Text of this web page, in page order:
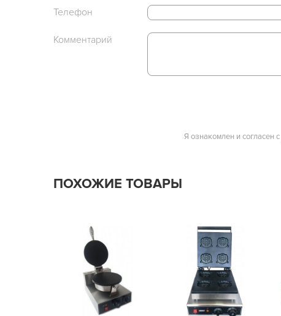
Телефон
Комментарий
Я ознакомлен и согласен с
ПОХОЖИЕ ТОВАРЫ